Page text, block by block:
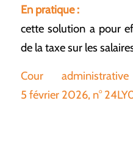
En pratique :
cette solution a pour
de la taxe sur les
Cour
5 février 2026, n°